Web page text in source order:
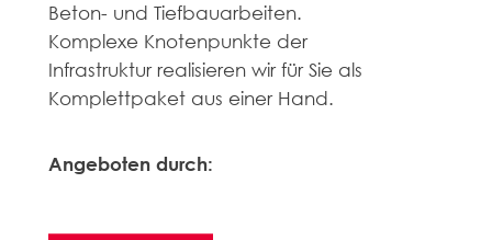
Beton- und Tiefbauarbeiten.
Komplexe Knotenpunkte der
Infrastruktur realisieren wir für Sie als
Komplettpaket aus einer Hand.
Angeboten durch: